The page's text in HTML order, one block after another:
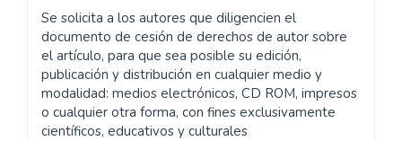
Se solicita a los autores que diligencien el
documento de cesión de derechos de autor sobre
el artículo, para que sea posible su edición,
publicación y distribución en cualquier medio y
modalidad: medios electrónicos, CD ROM, impresos
o cualquier otra forma, con fines exclusivamente
científicos, educativos y culturales